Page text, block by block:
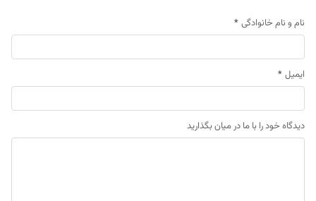
نام و نام خانوادگی *
ایمیل *
دیدگاه خود را با ما در میان بگذارید